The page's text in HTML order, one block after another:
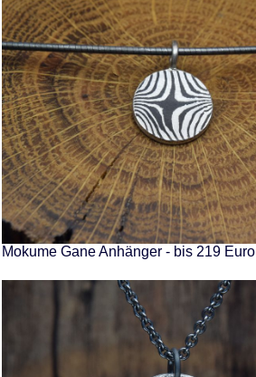
Mokume Gane Anhänger - bis 219 Euro